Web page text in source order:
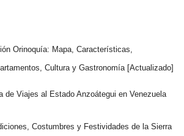
Orinoquía: Mapa, Características,
Cultura y Gastronomía [Actualizado]
de Viajes al Estado Anzoátegui en Venezuela
Costumbres y Festividades de la Sierra